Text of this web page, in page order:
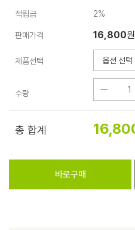
적립금 2%
판매가격 16,800원
제품선택
수량
총 합계
바로구매